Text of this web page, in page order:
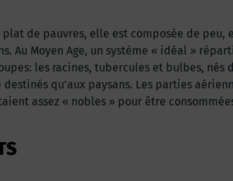
plat de pauvres, elle est composée de peu,
Au Moyen Age, un système « idéal »
les racines, tubercules et bulbes, nés
qu’aux paysans. Les parties
assez « nobles » pour être